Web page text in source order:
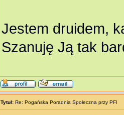
Jestem druidem,
Szanuję Ją tak
Tytuł: Re: Pogańska Poradnia Społeczna przy PFI